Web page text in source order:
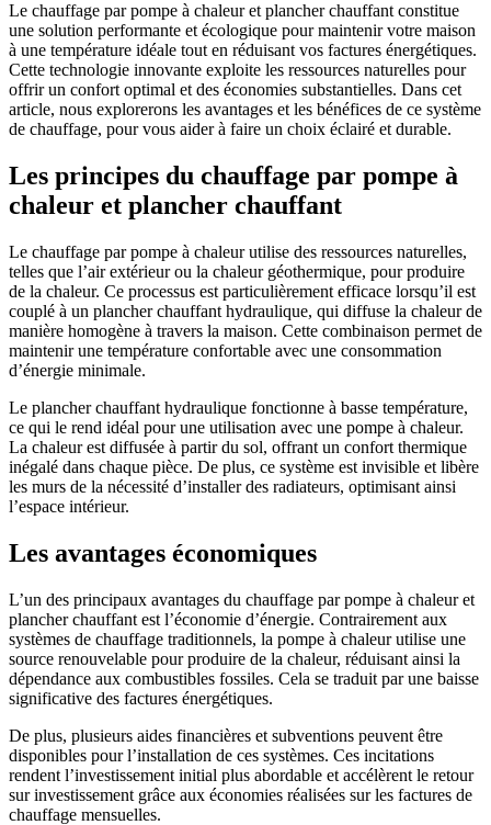
Le chauffage par pompe à chaleur et plancher chauffant constitue
une solution performante et écologique pour maintenir votre maison
à une température idéale tout en réduisant vos factures énergétiques.
Cette technologie innovante exploite les ressources naturelles pour
offrir un confort optimal et des économies substantielles. Dans cet
article, nous explorerons les avantages et les bénéfices de ce système
de chauffage, pour vous aider à faire un choix éclairé et durable.
Les principes du chauffage par pompe à
chaleur et plancher chauffant
Le chauffage par pompe à chaleur utilise des ressources naturelles,
telles que l’air extérieur ou la chaleur géothermique, pour produire
de la chaleur. Ce processus est particulièrement efficace lorsqu’il est
couplé à un plancher chauffant hydraulique, qui diffuse la chaleur de
manière homogène à travers la maison. Cette combinaison permet de
maintenir une température confortable avec une consommation
d’énergie minimale.
Le plancher chauffant hydraulique fonctionne à basse température,
ce qui le rend idéal pour une utilisation avec une pompe à chaleur.
La chaleur est diffusée à partir du sol, offrant un confort thermique
inégalé dans chaque pièce. De plus, ce système est invisible et libère
les murs de la nécessité d’installer des radiateurs, optimisant ainsi
l’espace intérieur.
Les avantages économiques
L’un des principaux avantages du chauffage par pompe à chaleur et
plancher chauffant est l’économie d’énergie. Contrairement aux
systèmes de chauffage traditionnels, la pompe à chaleur utilise une
source renouvelable pour produire de la chaleur, réduisant ainsi la
dépendance aux combustibles fossiles. Cela se traduit par une baisse
significative des factures énergétiques.
De plus, plusieurs aides financières et subventions peuvent être
disponibles pour l’installation de ces systèmes. Ces incitations
rendent l’investissement initial plus abordable et accélèrent le retour
sur investissement grâce aux économies réalisées sur les factures de
chauffage mensuelles.